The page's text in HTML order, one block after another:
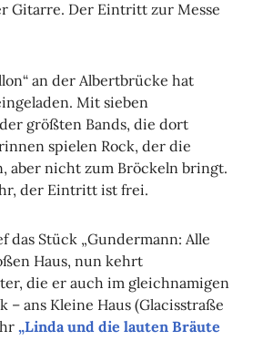
Gitarre. Der Eintritt zur Messe
an der Albertbrücke hat
Mit sieben
größten Bands, die dort
spielen Rock, der die
aber nicht zum Bröckeln bringt.
der Eintritt ist frei.
das Stück „Gundermann: Alle
Haus, nun kehrt
die er auch im gleichnamigen
– ans Kleine Haus (Glacisstraße
„Linda und die lauten Bräute